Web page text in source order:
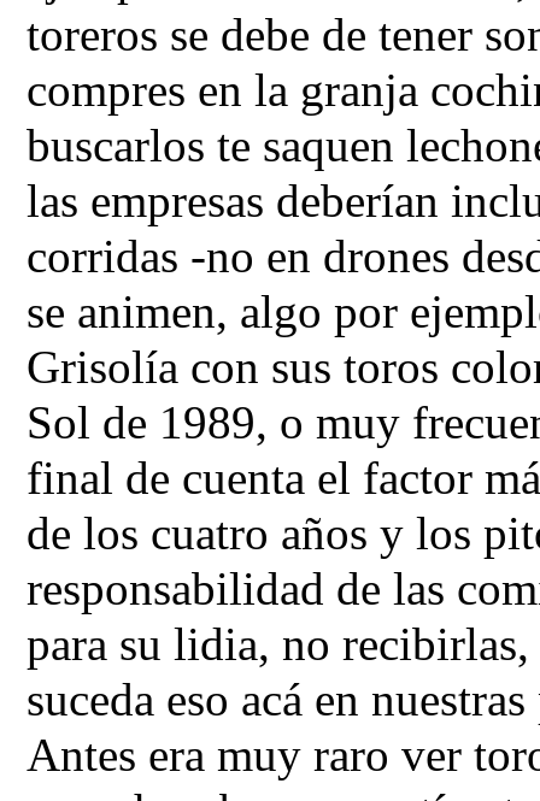
toreros se debe de tener
compres en la granja
buscarlos te saquen
las empresas deberían
corridas -no en drones
se animen, algo por
Grisolía con sus toros
Sol de 1989, o muy
final de cuenta el factor
de los cuatro años y los
responsabilidad de las
para su lidia, no
suceda eso acá en
Antes era muy raro ver